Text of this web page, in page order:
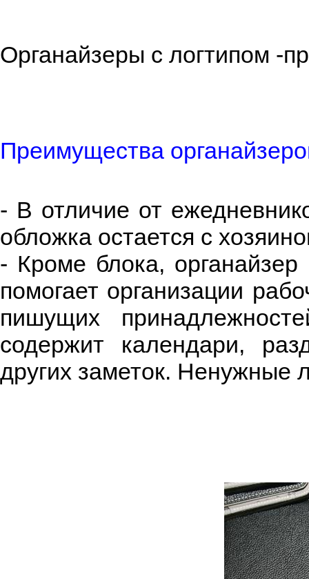
Органайзеры с логтипом -
Преимущества
- В отличие от
обложка остается с
- Кроме блока,
помогает организации
пишущих
содержит календари,
других заметок. Ненужные